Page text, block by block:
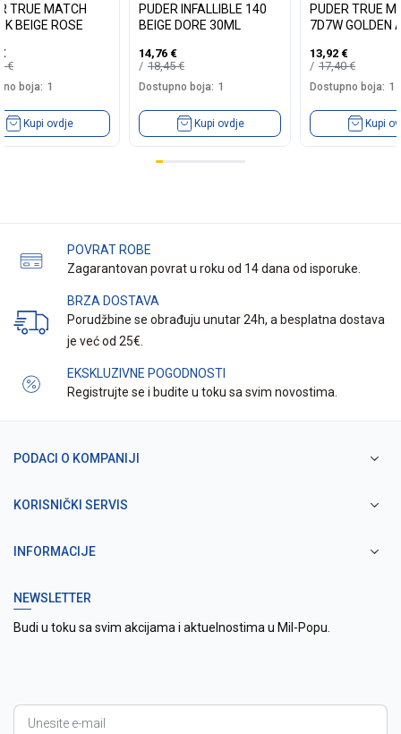
TRUE MATCH
BEIGE ROSE
€
€
boja: 1
Kupi ovdje
PUDER INFALLIBLE 140
BEIGE DORE 30ML
14,76 €
18,45€
Dostupno boja: 1
Kupi ovdje
PUDER TRUE
7D7W GOLDEN
13,92 €
17,40€
Dostupno boja: 1
Kupi
POVRAT ROBE
Zagarantovan povrat u roku od 14 dana od isporuke.
BRZA DOSTAVA
Porudžbine se obrađuju unutar 24h, a besplatna dostava
je već od 25€.
EKSKLUZIVNE POGODNOSTI
Registrujte se i budite u toku sa svim novostima.
PODACI O KOMPANIJI
KORISNIČKI SERVIS
INFORMACIJE
NEWSLETTER
Budi u toku sa svim akcijama i aktuelnostima u Mil-Popu.